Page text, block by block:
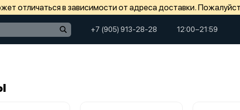
отличаться в зависимости от адреса доставки.
+7 (905) 913-28-28 12:00−21:59